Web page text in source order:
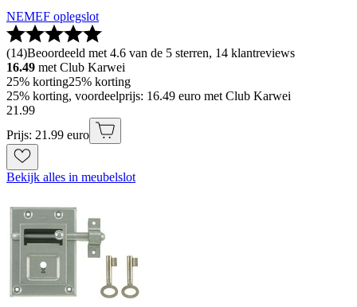
NEMEF oplegslot
(14)Beoordeeld met 4.6 van de 5 sterren, 14 klantreviews
16.49 met Club Karwei
25% korting25% korting
25% korting, voordeelprijs: 16.49 euro met Club Karwei
21.99
Prijs: 21.99 euro
Bekijk alles in meubelslot